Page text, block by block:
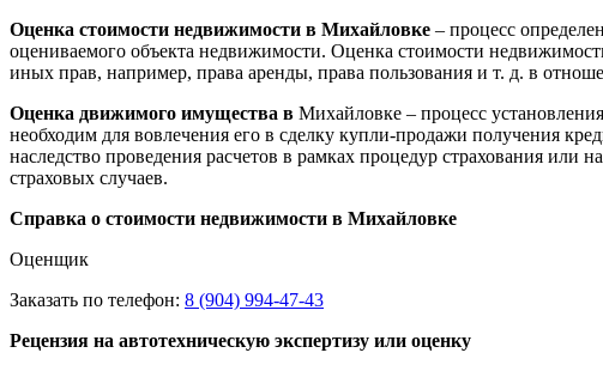
Оценка стоимости недвижимости в Михайловке – процесс
оцениваемого объекта недвижимости. Оценка стоимости
иных прав, например, права аренды, права пользования и т. д. в
Оценка движимого имущества в Михайловке – процесс
необходим для вовлечения его в сделку купли-продажи получения
наследство проведения расчетов в рамках процедур страхования
страховых случаев.
Справка о стоимости недвижимости в Михайловке
Оценщик
Заказать по телефон: 8 (904) 994-47-43
Рецензия на автотехническую экспертизу или оценку